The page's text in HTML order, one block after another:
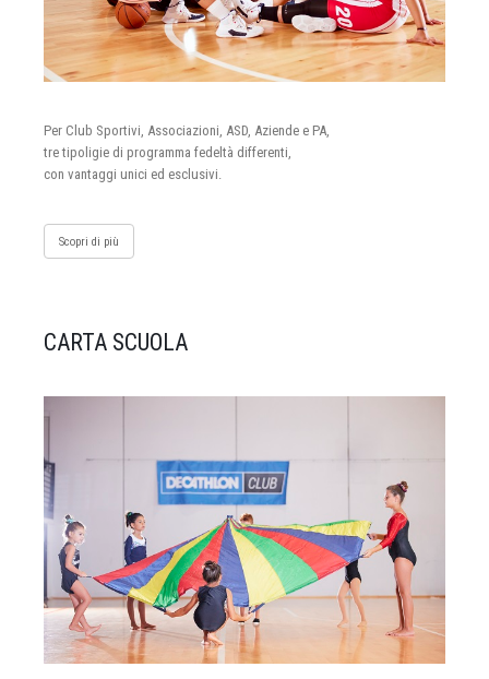
Per Club Sportivi, Associazioni, ASD, Aziende e PA,
tre tipoligie di programma fedeltà differenti,
con vantaggi unici ed esclusivi.
Scopri di più
CARTA SCUOLA